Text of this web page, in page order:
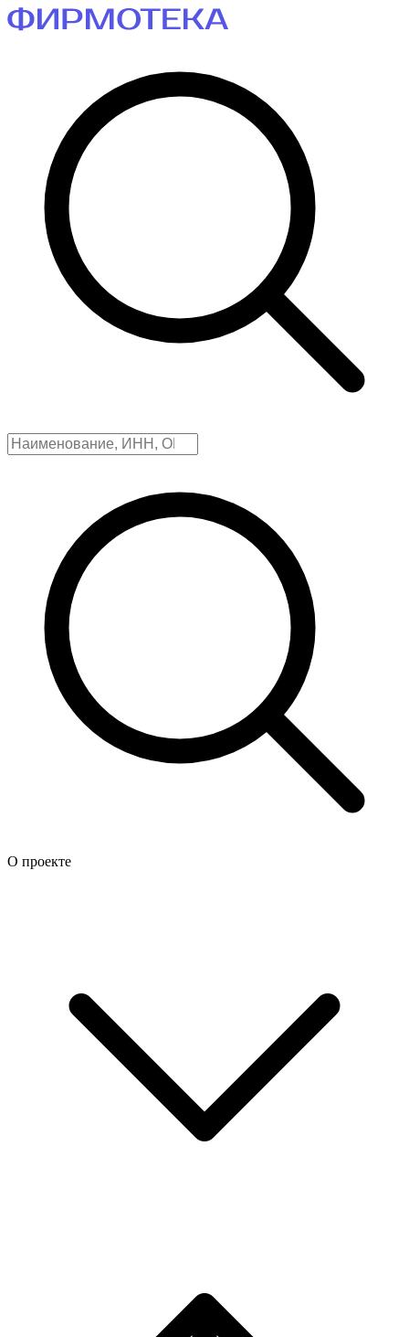
О проекте